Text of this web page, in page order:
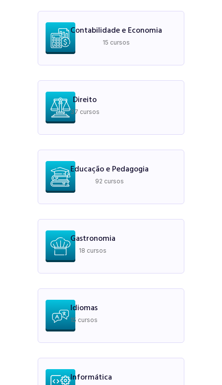
Contabilidade e Economia
15 cursos
Direito
37 cursos
Educação e Pedagogia
92 cursos
Gastronomia
18 cursos
Idiomas
15 cursos
Informática